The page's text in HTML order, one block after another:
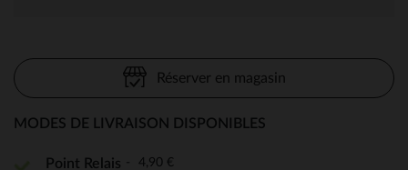
Réserver en magasin
MODES DE LIVRAISON DISPONIBLES
Point Relais 4,90 €